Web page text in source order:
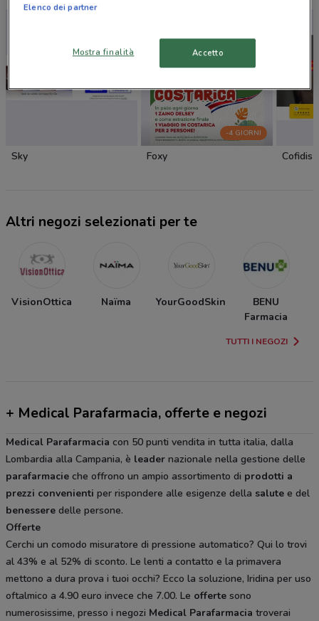
Sky
-4 GIORNI
Foxy Cofidis
Altri negozi selezionati per te
VisionOttica Naïma YourGoodSkin
BENU
Farmacia
TUTTI I NEGOZI
+ Medical Parafarmacia, offerte e negozi
Medical Parafarmacia con 50 punti vendita in tutta italia, dalla
Lombardia alla Campania, è leader nazionale nella gestione delle
parafarmacie che offrono un ampio assortimento di prodotti a
prezzi convenienti per rispondere alle esigenze della salute e del
benessere delle persone.
Offerte
Cerchi un comodo misuratore di pressione automatico? Qui lo trovi
al 43% e al 52% di sconto. Le lenti a contatto e la primavera
mettono a dura prova i tuoi occhi? Ecco la soluzione, Iridina per uso
oftalmico a 4.90 euro invece che 7.00. Le offerte sono
numerosissime, presso i negozi Medical Parafarmacia troverai
Elenco dei partner
Mostra finalità Accetto